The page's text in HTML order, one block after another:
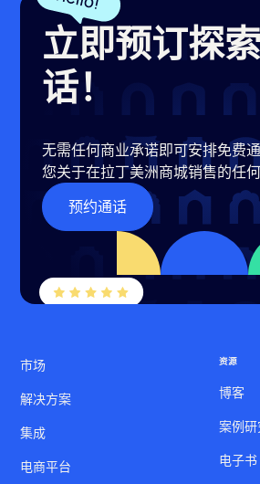
立即预订探
话！
无需任何商业承诺即可安排免费
您关于在拉丁美洲商城销售的任
预约通话
市场
解决方案
集成
电商平台
资源
博客
案例
电子书